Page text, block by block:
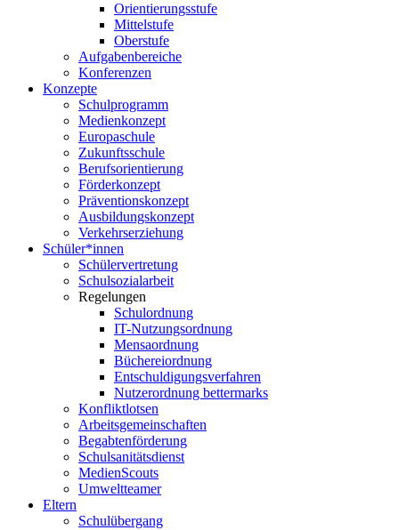
Orientierungsstufe
Mittelstufe
Oberstufe
Aufgabenbereiche
Konferenzen
Konzepte
Schulprogramm
Medienkonzept
Europaschule
Zukunftsschule
Berufsorientierung
Förderkonzept
Präventionskonzept
Ausbildungskonzept
Verkehrserziehung
Schüler*innen
Schülervertretung
Schulsozialarbeit
Regelungen
Schulordnung
IT-Nutzungsordnung
Mensaordnung
Büchereiordnung
Entschuldigungsverfahren
Nutzerordnung bettermarks
Konfliktlotsen
Arbeitsgemeinschaften
Begabtenförderung
Schulsanitätsdienst
MedienScouts
Umweltteamer
Eltern
Schulübergang